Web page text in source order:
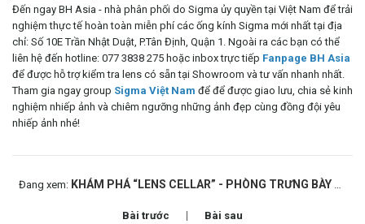
Đến ngay BH Asia - nhà phân phối do Sigma ủy quyền tại Việt Nam để trải
nghiệm thực tế hoàn toàn miễn phí các ống kính Sigma mới nhất tại địa
chỉ: Số 10E Trần Nhật Duật, P.Tân Định, Quận 1. Ngoài ra các bạn có thể
liên hệ đến hotline: 077 3838 275 hoặc inbox trực tiếp Fanpage BH Asia
để được hỗ trợ kiểm tra lens có sẵn tại Showroom và tư vấn nhanh nhất.
Tham gia ngay group Sigma Việt Nam để để được giao lưu, chia sẻ kinh
nghiệm nhiếp ảnh và chiêm ngưỡng những ảnh đẹp cùng đồng đội yêu
nhiếp ảnh nhé!
Đang xem: KHÁM PHÁ “LENS CELLAR” - PHÒNG TRƯNG BÀY ỐNG KÍNH SIGMA
Bài trước Bài sau